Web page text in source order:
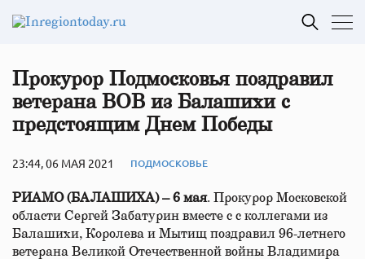
Прокурор Подмосковья поздравил
ветерана ВОВ из Балашихи с
предстоящим Днем Победы
23:44, 06 МАЯ 2021 ПОДМОСКОВЬЕ
РИАМО (БАЛАШИХА) – 6 мая. Прокурор Московской
области Сергей Забатурин вместе с с коллегами из
Балашихи, Королева и Мытищ поздравил 96-летнего
ветерана Великой Отечественной войны Владимира